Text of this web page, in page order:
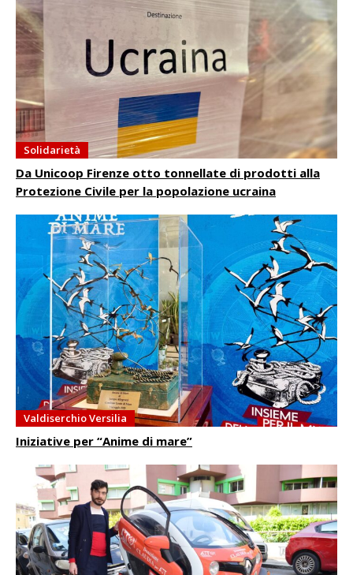
Solidarietà
Da Unicoop Firenze otto tonnellate di prodotti alla
Protezione Civile per la popolazione ucraina
Valdiserchio Versilia
Iniziative per “Anime di mare”